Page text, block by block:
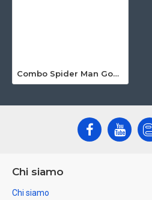
Combo Spider Man Gonfiabile
Chi siamo
Chi siamo